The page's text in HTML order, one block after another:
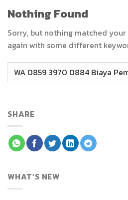
Nothing Found
Sorry, but nothing matched
again with some different
SHARE
WHAT’S NEW